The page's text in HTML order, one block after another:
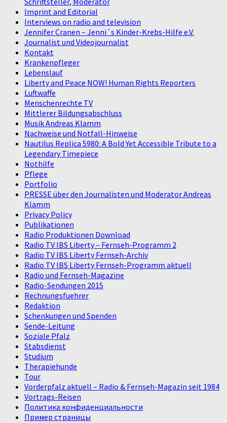
Imprint and Editorial
Interviews on radio and television
Jennifer Cranen – Jenni´s Kinder-Krebs-Hilfe e.V.
Journalist und Videojournalist
Kontakt
Krankenpfleger
Lebenslauf
Liberty and Peace NOW! Human Rights Reporters
Luftwaffe
Menschenrechte TV
Mittlerer Bildungsabschluss
Musik Andreas Klamm
Nachweise und Notfall-Hinweise
Nautilus Replica 5980: A Bold Yet Accessible Tribute to a
Legendary Timepiece
Nothilfe
Pflege
Portfolio
PRESSE über den Journalisten und Moderator Andreas
Klamm
Privacy Policy
Publikationen
Radio Produktionen Download
Radio TV IBS Liberty – Fernseh-Programm 2
Radio TV IBS Liberty Fernseh-Archiv
Radio TV IBS Liberty Fernseh-Programm aktuell
Radio und Fernseh-Magazine
Radio-Sendungen 2015
Rechnungsfuehrer
Redaktion
Schenkungen und Spenden
Sende-Leitung
Soziale Pfalz
Stabsdienst
Studium
Therapiehunde
Tour
Vorderpfalz aktuell – Radio & Fernseh-Magazin seit 1984
Vortrags-Reisen
Политика конфиденциальности
Пример страницы